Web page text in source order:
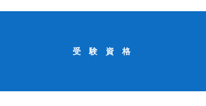
受 験 資 格